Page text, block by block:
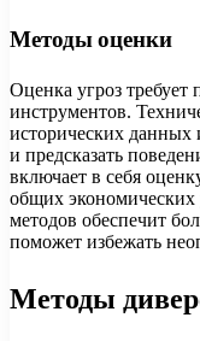
Методы оценки
Оценка угроз
инструментов.
исторических данных
и предсказать
включает в себя
общих
методов обеспечит
поможет избежать
Методы